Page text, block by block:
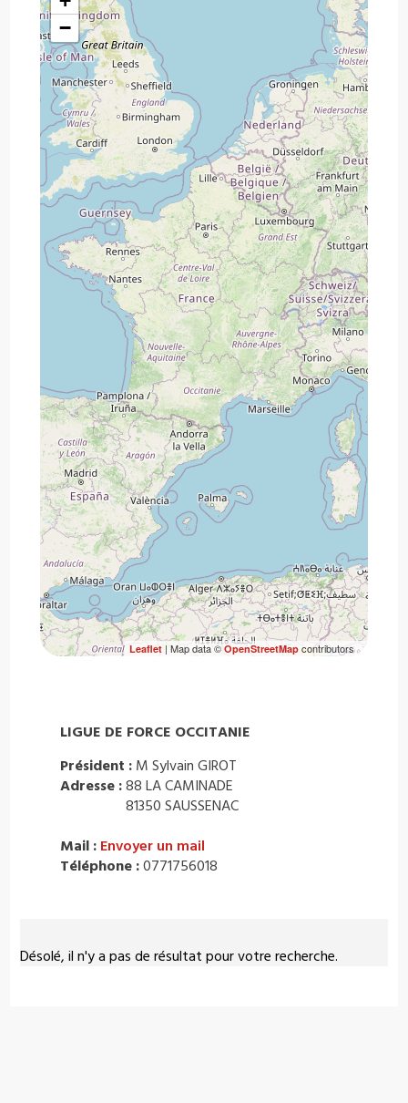
Désolé, il n'y a pas de résultat pour votre recherche.
−
Leaflet| Map data ©OpenStreetMapcontributors
LIGUE DE FORCE OCCITANIE
Président : M Sylvain GIROT
Adresse :88 LA CAMINADE
81350 SAUSSENAC
Mail : Envoyer un mail
Téléphone :0771756018